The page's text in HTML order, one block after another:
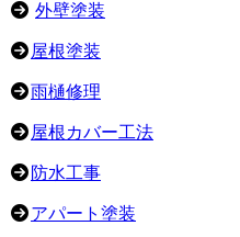
外壁塗装
屋根塗装
雨樋修理
屋根カバー工法
防水工事
アパート塗装